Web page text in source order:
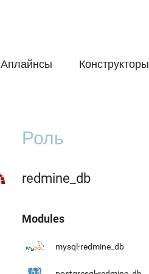
Аплайнсы Конструкторы
Роль
redmine_db
Modules
mysql-redmine_db